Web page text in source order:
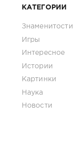
КАТЕГОРИИ
Знаменитости
Игры
Интересное
Истории
Картинки
Наука
Новости